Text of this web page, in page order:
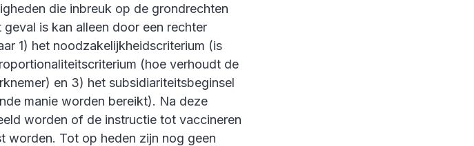
die inbreuk op de grondrechten
is kan alleen door een rechter
1) het noodzakelijkheidscriterium (is
(hoe verhoudt de
en 3) het subsidiariteitsbeginsel
manie worden bereikt). Na deze
worden of de instructie tot vaccineren
worden. Tot op heden zijn nog geen